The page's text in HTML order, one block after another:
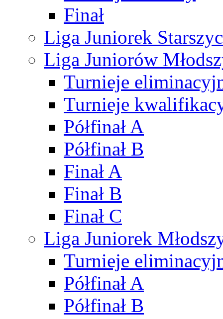
Finał
Liga Juniorek
Liga Juniorów
Turnieje
Turnieje
Półfinał A
Półfinał B
Finał A
Finał B
Finał C
Liga Juniorek
Turnieje
Półfinał A
Półfinał B